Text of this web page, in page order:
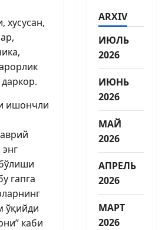
хусусан,
ишончли
гапга
ўқийди
каби
ARXIV
ИЮЛЬ
2026
ИЮНЬ
2026
МАЙ
2026
АПРЕЛЬ
2026
МАРТ
2026